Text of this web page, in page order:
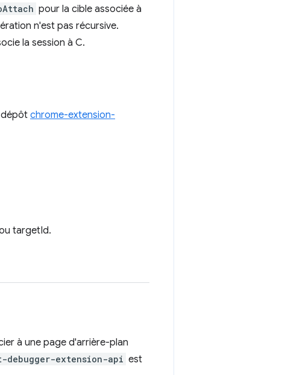
pour la cible associée à
n'est pas récursive.
la session à C.
chrome-extension-
targetId.
à une page d'arrière-plan
extension-api est